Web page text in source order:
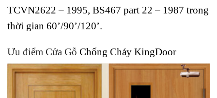
TCVN2622 – 1995, BS467 part 22 – 1987 trong
thời gian 60’/90’/120’.
Ưu điểm Cửa Gỗ Chống Cháy KingDoor